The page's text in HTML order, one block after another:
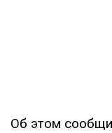
Об этом